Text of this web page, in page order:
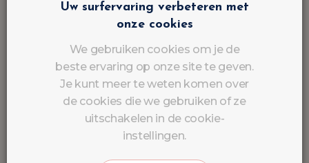
Uw surfervaring verbeteren met
onze cookies
We gebruiken cookies om je de
beste ervaring op onze site te geven.
Je kunt meer te weten komen over
de cookies die we gebruiken of ze
uitschakelen in de cookie-
instellingen.